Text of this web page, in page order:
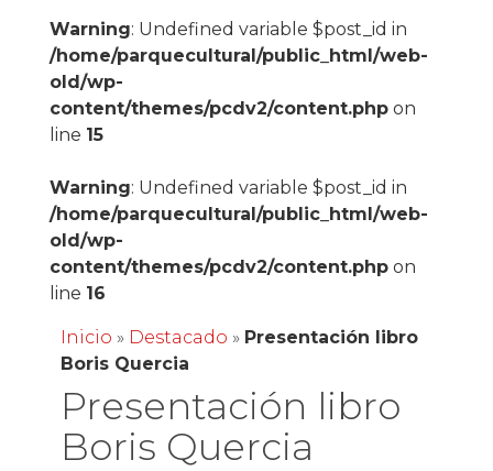
Warning: Undefined variable $post_id in
/home/parquecultural/public_html/web-
old/wp-
content/themes/pcdv2/content.phpon
line 15
Warning: Undefined variable $post_id in
/home/parquecultural/public_html/web-
old/wp-
content/themes/pcdv2/content.phpon
line 16
Inicio » Destacado » Presentación libro
Boris Quercia
Presentación libro
Boris Quercia